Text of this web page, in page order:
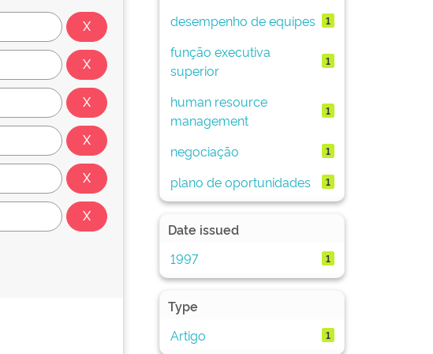
desempenho de equipes 1
função executiva
superior
1
human resource
management
1
negociação 1
plano de oportunidades 1
Date issued
1997
1
Type
Artigo
1